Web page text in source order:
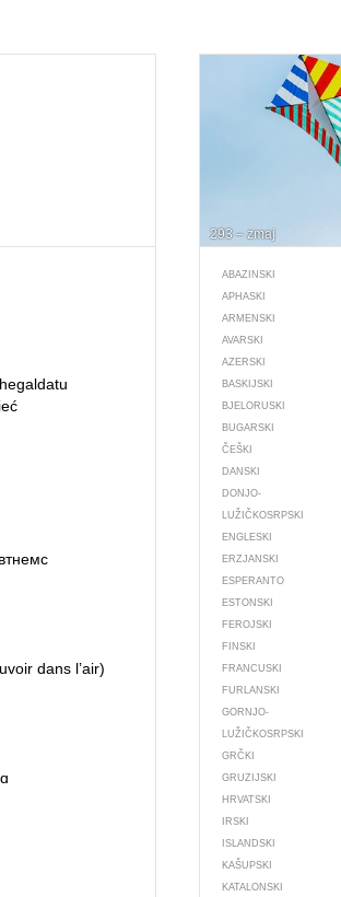
dans l’air)
293 – zmaj
ABAZINSKI
APHASKI
ARMENSKI
AVARSKI
AZERSKI
BASKIJSKI
BJELORUSKI
BUGARSKI
ČEŠKI
DANSKI
DONJO­
LUŽIČKOSRPSKI
ENGLESKI
ERZJANSKI
ESPERANTO
ESTONSKI
FEROJSKI
FINSKI
FRANCUSKI
FURLANSKI
GORNJO­
LUŽIČKOSRPSKI
GRČKI
GRUZIJSKI
HRVATSKI
IRSKI
ISLANDSKI
KAŠUPSKI
KATALONSKI